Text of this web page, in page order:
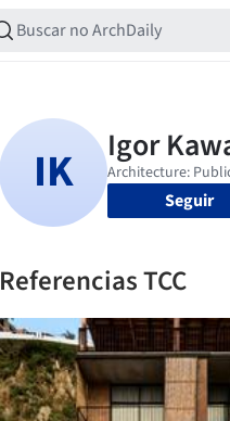
Seguir
Referencias TCC